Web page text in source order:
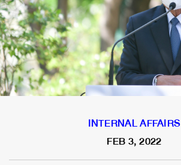
INTERNAL AFFAIRS
FEB 3, 2022